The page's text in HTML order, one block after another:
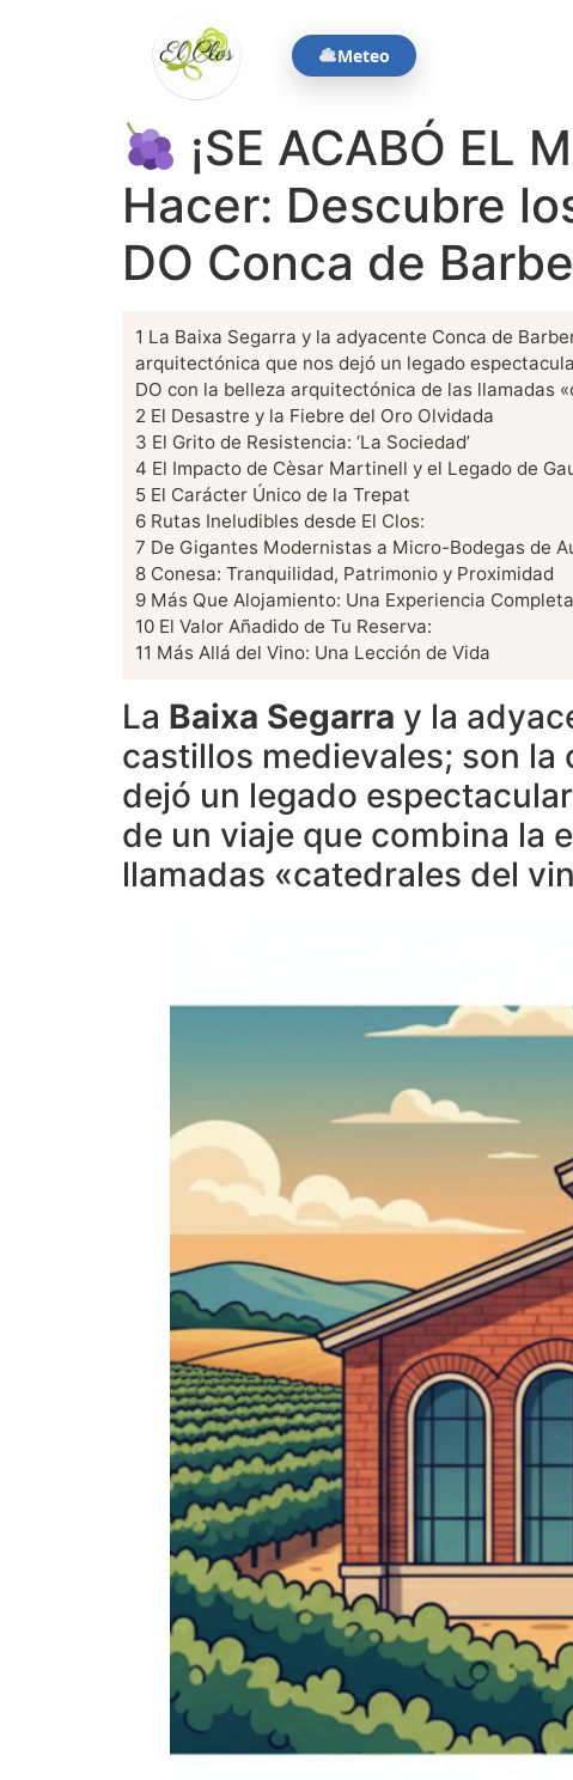
Meteo
¡SE ACABÓ EL
Hacer: Descubre
DO Conca de
1 La Baixa Segarra y la adyacente Conca de
arquitectónica que nos dejó un legado
DO con la belleza arquitectónica de las llamadas
2 El Desastre y la Fiebre del Oro Olvidada
3 El Grito de Resistencia: ‘La Sociedad’
4 El Impacto de Cèsar Martinell y el Legado de
5 El Carácter Único de la Trepat
6 Rutas Ineludibles desde El Clos:
7 De Gigantes Modernistas a Micro-Bodegas de
8 Conesa: Tranquilidad, Patrimonio y Proximidad
9 Más Que Alojamiento: Una Experiencia Completa
10 El Valor Añadido de Tu Reserva:
11 Más Allá del Vino: Una Lección de Vida
La Baixa Segarra y la
castillos medievales; son
dejó un legado
de un viaje que combina la
llamadas «catedrales del